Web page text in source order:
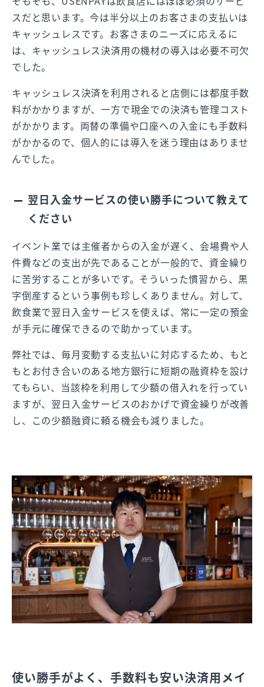
スだと思います。今は半分以上のお客さまの支払いは
キャッシュレスです。お客さまのニーズに応えるに
は、キャッシュレス決済用の機材の導入は必要不可欠
でした。
キャッシュレス決済を利用されると店側には都度手数
料がかかりますが、一方で現金での決済も管理コスト
がかかります。両替の準備や口座への入金にも手数料
がかかるので、個人的には導入を迷う理由はありませ
んでした。
翌日入金サービスの使い勝手について教えて
ください
イベント業では主催者からの入金が遅く、会場費や人
件費などの支出が先であることが一般的で、資金繰り
に苦労することが多いです。そういった慣習から、黒
字倒産するという事例も珍しくありません。対して、
飲食業で翌日入金サービスを使えば、常に一定の預金
が手元に確保できるので助かっています。
弊社では、毎月変動する支払いに対応するため、もと
もとお付き合いのある地方銀行に短期の融資枠を設け
てもらい、当該枠を利用して少額の借入れを行ってい
ますが、翌日入金サービスのおかげで資金繰りが改善
し、この少額融資に頼る機会も減りました。
使い勝手がよく、手数料も安い決済用メイ